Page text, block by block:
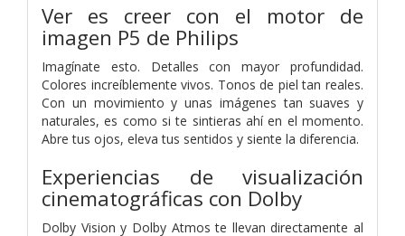
Ver es creer con el motor de
imagen P5 de Philips
Imagínate esto. Detalles con mayor profundidad.
Colores increíblemente vivos. Tonos de piel tan reales.
Con un movimiento y unas imágenes tan suaves y
naturales, es como si te sintieras ahí en el momento.
Abre tus ojos, eleva tus sentidos y siente la diferencia.
Experiencias de visualización
cinematográficas con Dolby
Dolby Vision y Dolby Atmos te llevan directamente al